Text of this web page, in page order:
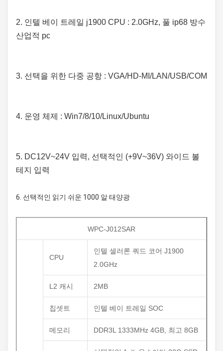
2. 인텔 베이 트레일 j1900 CPU : 2.0GHz, 풀 ip68 방수
산업적 pc
3. 선택을 위한 다중 공항 : VGA/HD-MI/LAN/USB/COM
4. 운영 체제 : Win7/8/10/Linux/Ubuntu
5. DC12V~24V 입력, 선택적인 (+9V~36V) 와이드 볼
테지 입력
6. 선택적인 읽기 쉬운 1000 알 태양광
WPC-J012SAR
CPU
인텔 셀러론 쿼드 코어 J1900
2.0GHz
L2 캐시 2MB
칩셋트 인텔 베이 트레일 SOC
메모리 DDR3L 1333MHz 4GB, 최고 8GB